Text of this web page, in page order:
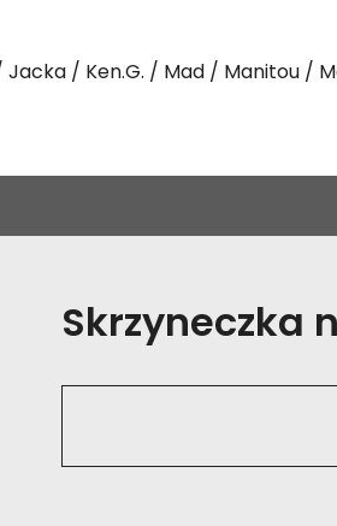
Jacka Ken.G. Mad Manitou
Skrzyneczka